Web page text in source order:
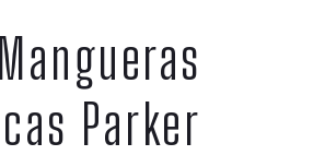
Mangueras
Parker